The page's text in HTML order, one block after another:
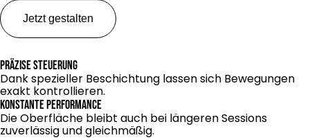
Jetzt gestalten
Präzise Steuerung
Dank spezieller Beschichtung lassen sich Bewegungen
exakt kontrollieren.
Konstante Performance
Die Oberfläche bleibt auch bei längeren Sessions
zuverlässig und gleichmäßig.